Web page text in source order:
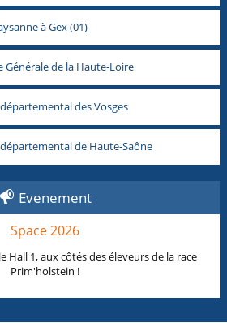
à Gex (01)
Générale de la Haute-Loire
des Vosges
de Haute-Saône
Evenement
Space 2026
Hall 1, aux côtés des éleveurs de la race
Prim'holstein !